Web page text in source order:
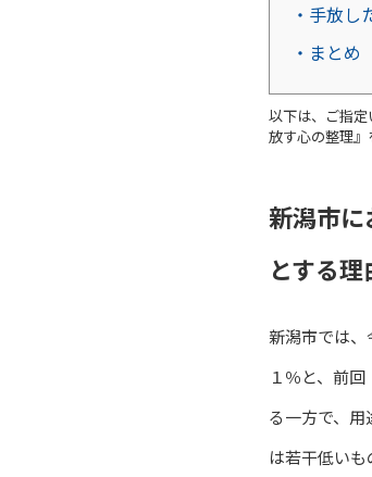
・手放
・まとめ
以下は、ご指
放す心の整理』
新潟市
とする理
新潟市では
１％と、前
る一方で、
は若干低い